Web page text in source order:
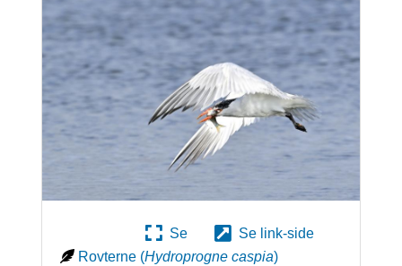
Se
Se link-side
Rovterne (Hydroprogne caspia)